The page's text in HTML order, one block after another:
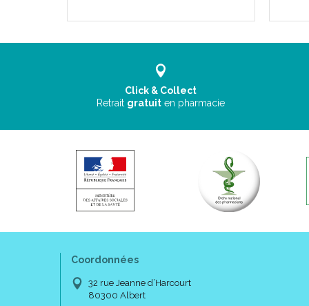
Click & Collect
Retrait gratuit en pharmacie
Coordonnées
32 rue Jeanne d’Harcourt
80300 Albert